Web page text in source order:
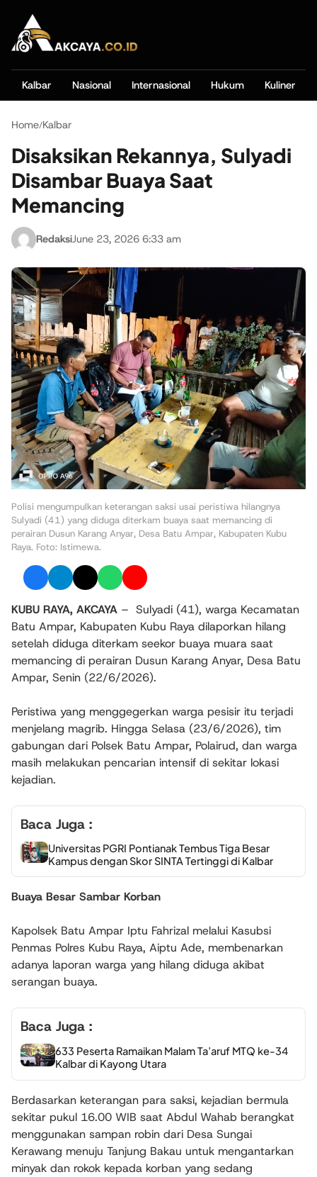
Kalbar Nasional Internasional Hukum Kuliner
Home/Kalbar
Disaksikan Rekannya, Sulyadi
Disambar Buaya Saat
Memancing
RedaksiJune 23, 2026 6:33 am
Polisi mengumpulkan keterangan saksi usai peristiwa hilangnya
Sulyadi (41) yang diduga diterkam buaya saat memancing di
perairan Dusun Karang Anyar, Desa Batu Ampar, Kabupaten Kubu
Raya. Foto: Istimewa.
KUBU RAYA, AKCAYA – Sulyadi (41), warga Kecamatan
Batu Ampar, Kabupaten Kubu Raya dilaporkan hilang
setelah diduga diterkam seekor buaya muara saat
memancing di perairan Dusun Karang Anyar, Desa Batu
Ampar, Senin (22/6/2026).
Peristiwa yang menggegerkan warga pesisir itu terjadi
menjelang magrib. Hingga Selasa (23/6/2026), tim
gabungan dari Polsek Batu Ampar, Polairud, dan warga
masih melakukan pencarian intensif di sekitar lokasi
kejadian.
Baca Juga :
Universitas PGRI Pontianak Tembus Tiga Besar
Kampus dengan Skor SINTA Tertinggi di Kalbar
Buaya Besar Sambar Korban
Kapolsek Batu Ampar Iptu Fahrizal melalui Kasubsi
Penmas Polres Kubu Raya, Aiptu Ade, membenarkan
adanya laporan warga yang hilang diduga akibat
serangan buaya.
Baca Juga :
633 Peserta Ramaikan Malam Ta’aruf MTQ ke-34
Kalbar di Kayong Utara
Berdasarkan keterangan para saksi, kejadian bermula
sekitar pukul 16.00 WIB saat Abdul Wahab berangkat
menggunakan sampan robin dari Desa Sungai
Kerawang menuju Tanjung Bakau untuk mengantarkan
minyak dan rokok kepada korban yang sedang